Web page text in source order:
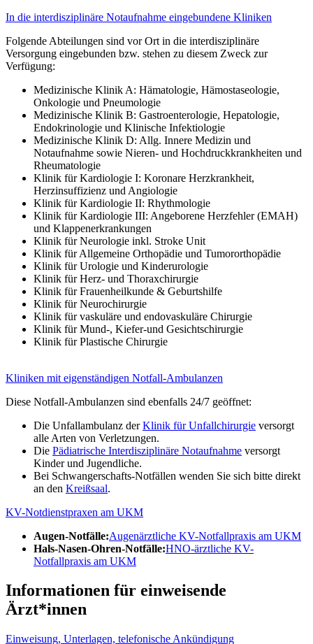
In die interdisziplinäre Notaufnahme eingebundene Kliniken
Folgende Abteilungen sind vor Ort in die interdisziplinäre
Versorgung eingebunden bzw. stehen zu diesem Zweck zur
Verfügung:
Medizinische Klinik A: Hämatologie, Hämostaseologie,
Onkologie und Pneumologie
Medizinische Klinik B: Gastroenterologie, Hepatologie,
Endokrinologie und Klinische Infektiologie
Medizinische Klinik D: Allg. Innere Medizin und
Notaufnahme sowie Nieren- und Hochdruckkrankheiten und
Rheumatologie
Klinik für Kardiologie I: Koronare Herzkrankheit,
Herzinsuffizienz und Angiologie
Klinik für Kardiologie II: Rhythmologie
Klinik für Kardiologie III: Angeborene Herzfehler (EMAH)
und Klappenerkrankungen
Klinik für Neurologie inkl. Stroke Unit
Klinik für Allgemeine Orthopädie und Tumororthopädie
Klinik für Urologie und Kinderurologie
Klinik für Herz- und Thoraxchirurgie
Klinik für Frauenheilkunde & Geburtshilfe
Klinik für Neurochirurgie
Klinik für vaskuläre und endovaskuläre Chirurgie
Klinik für Mund-, Kiefer-und Gesichtschirurgie
Klinik für Plastische Chirurgie
Kliniken mit eigenständigen Notfall-Ambulanzen
Diese Notfall-Ambulanzen sind ebenfalls 24/7 geöffnet:
Die Unfallambulanz derKlinik für Unfallchirurgie versorgt
alle Arten von Verletzungen.
Die Pädiatrische Interdisziplinäre Notaufnahme versorgt
Kinder und Jugendliche.
Bei Schwangerschafts-Notfällen wenden Sie sich bitte direkt
an den Kreißsaal.
KV-Notdienstpraxen am UKM
Augen-Notfälle:Augenärztliche KV-Notfallpraxis am UKM
Hals-Nasen-Ohren-Notfälle:HNO-ärztliche KV-
Notfallpraxis am UKM
Informationen für einweisende
Ärzt*innen
Einweisung, Unterlagen, telefonische Ankündigung